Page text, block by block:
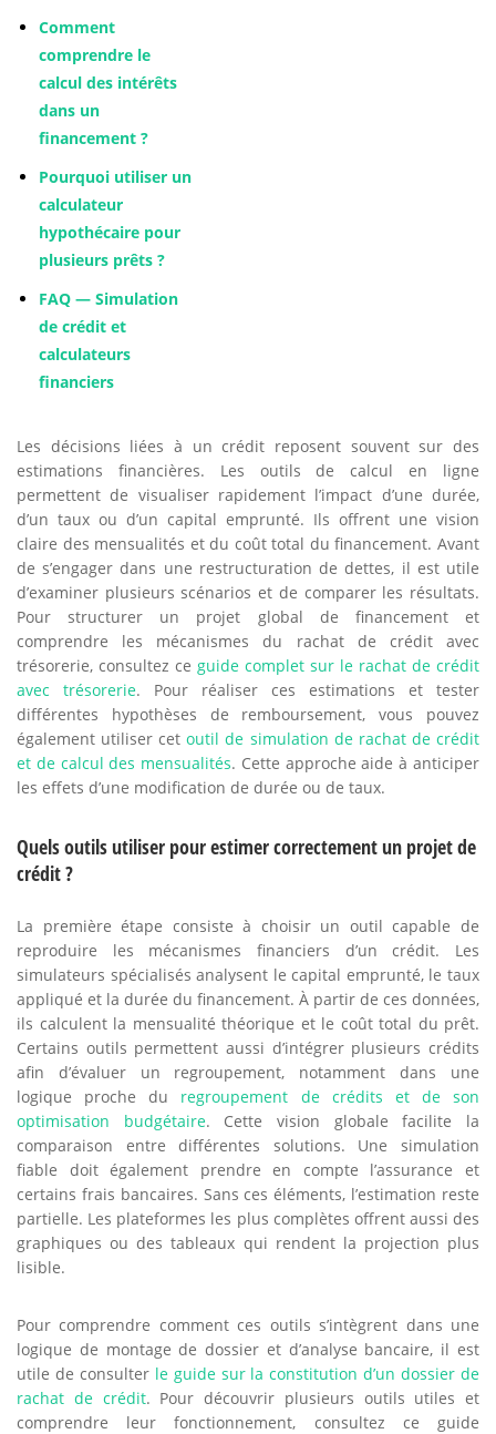
Comment
comprendre le
calcul des intérêts
dans un
financement ?
Pourquoi utiliser un
calculateur
hypothécaire pour
plusieurs prêts ?
FAQ — Simulation
de crédit et
calculateurs
financiers
Les décisions liées à un crédit reposent souvent sur des
estimations financières. Les outils de calcul en ligne
permettent de visualiser rapidement l’impact d’une durée,
d’un taux ou d’un capital emprunté. Ils offrent une vision
claire des mensualités et du coût total du financement. Avant
de s’engager dans une restructuration de dettes, il est utile
d’examiner plusieurs scénarios et de comparer les résultats.
Pour structurer un projet global de financement et
comprendre les mécanismes du rachat de crédit avec
trésorerie, consultez ce guide complet sur le rachat de crédit
avec trésorerie. Pour réaliser ces estimations et tester
différentes hypothèses de remboursement, vous pouvez
également utiliser cetoutil de simulation de rachat de crédit
et de calcul des mensualités. Cette approche aide à anticiper
les effets d’une modification de durée ou de taux.
Quels outils utiliser pour estimer correctement un projet de
crédit ?
La première étape consiste à choisir un outil capable de
reproduire les mécanismes financiers d’un crédit. Les
simulateurs spécialisés analysent le capital emprunté, le taux
appliqué et la durée du financement. À partir de ces données,
ils calculent la mensualité théorique et le coût total du prêt.
Certains outils permettent aussi d’intégrer plusieurs crédits
afin d’évaluer un regroupement, notamment dans une
logique proche du regroupement de crédits et de son
optimisation budgétaire. Cette vision globale facilite la
comparaison entre différentes solutions. Une simulation
fiable doit également prendre en compte l’assurance et
certains frais bancaires. Sans ces éléments, l’estimation reste
partielle. Les plateformes les plus complètes offrent aussi des
graphiques ou des tableaux qui rendent la projection plus
lisible.
Pour comprendre comment ces outils s’intègrent dans une
logique de montage de dossier et d’analyse bancaire, il est
utile de consulter le guide sur la constitution d’un dossier de
rachat de crédit. Pour découvrir plusieurs outils utiles et
comprendre leur fonctionnement, consultez ce guide